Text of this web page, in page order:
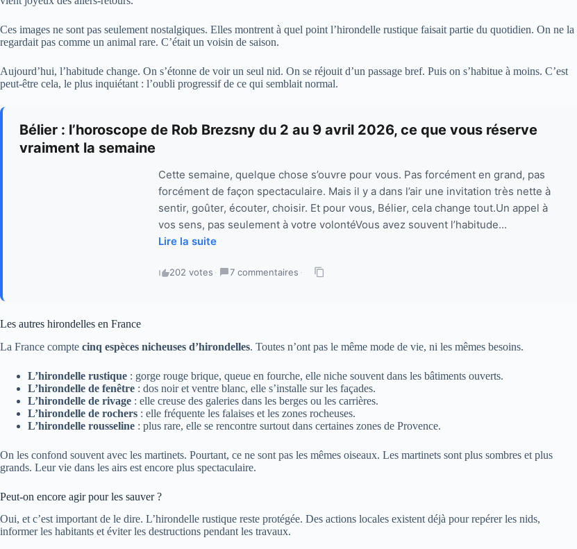
Ces images ne sont pas seulement nostalgiques. Elles montrent à quel point l’hirondelle rustique faisait partie du quotidien. On ne la
regardait pas comme un animal rare. C’était un voisin de saison.
Aujourd’hui, l’habitude change. On s’étonne de voir un seul nid. On se réjouit d’un passage bref. Puis on s’habitue à moins. C’est
peut-être cela, le plus inquiétant : l’oubli progressif de ce qui semblait normal.
Bélier : l’horoscope de Rob Brezsny du 2 au 9 avril 2026, ce que vous réserve
vraiment la semaine
Cette semaine, quelque chose s’ouvre pour vous. Pas forcément en grand, pas
forcément de façon spectaculaire. Mais il y a dans l’air une invitation très nette à
sentir, goûter, écouter, choisir. Et pour vous, Bélier, cela change tout.Un appel à
vos sens, pas seulement à votre volontéVous avez souvent l’habitude...
Lire la suite
202 votes · 7 commentaires ·
Les autres hirondelles en France
La France compte cinq espèces nicheuses d’hirondelles. Toutes n’ont pas le même mode de vie, ni les mêmes besoins.
L’hirondelle rustique : gorge rouge brique, queue en fourche, elle niche souvent dans les bâtiments ouverts.
L’hirondelle de fenêtre : dos noir et ventre blanc, elle s’installe sur les façades.
L’hirondelle de rivage : elle creuse des galeries dans les berges ou les carrières.
L’hirondelle de rochers : elle fréquente les falaises et les zones rocheuses.
L’hirondelle rousseline : plus rare, elle se rencontre surtout dans certaines zones de Provence.
On les confond souvent avec les martinets. Pourtant, ce ne sont pas les mêmes oiseaux. Les martinets sont plus sombres et plus
grands. Leur vie dans les airs est encore plus spectaculaire.
Peut-on encore agir pour les sauver ?
Oui, et c’est important de le dire. L’hirondelle rustique reste protégée. Des actions locales existent déjà pour repérer les nids,
informer les habitants et éviter les destructions pendant les travaux.